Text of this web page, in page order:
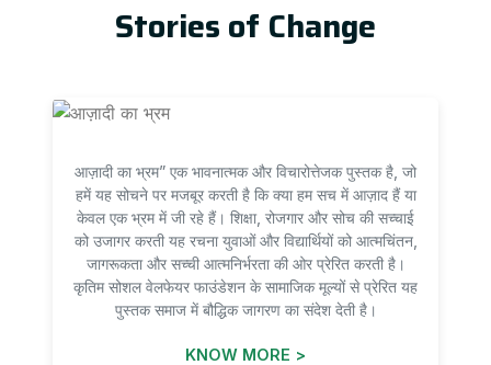
Stories of Change
आज़ादी का भ्रम” एक भावनात्मक और विचारोत्तेजक पुस्तक है, जो
हमें यह सोचने पर मजबूर करती है कि क्या हम सच में आज़ाद हैं या
केवल एक भ्रम में जी रहे हैं। शिक्षा, रोजगार और सोच की सच्चाई
को उजागर करती यह रचना युवाओं और विद्यार्थियों को आत्मचिंतन,
जागरूकता और सच्ची आत्मनिर्भरता की ओर प्रेरित करती है।
कृतिम सोशल वेलफेयर फाउंडेशन के सामाजिक मूल्यों से प्रेरित यह
पुस्तक समाज में बौद्धिक जागरण का संदेश देती है।
KNOW MORE >